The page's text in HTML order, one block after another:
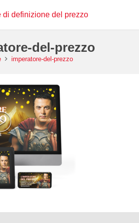
di definizione del prezzo
del-prezzo
imperatore-del-prezzo